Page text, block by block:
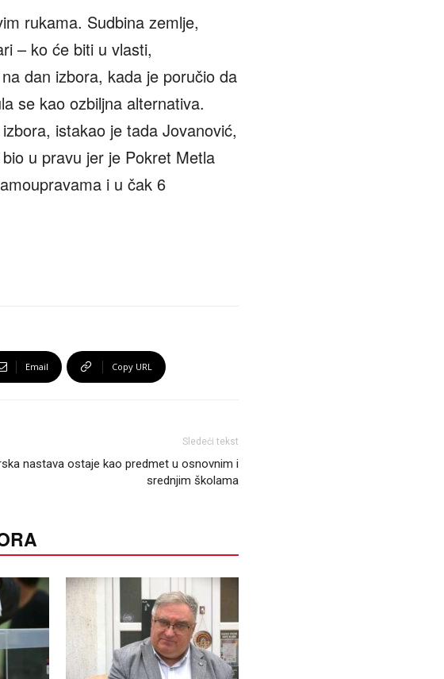
rukama. Sudbina zemlje,
– ko će biti u vlasti,
dan izbora, kada je poručio da
se kao ozbiljna alternativa.
istakao je tada Jovanović,
u pravu jer je Pokret Metla
i u čak 6
Email Copy URL
Sledeći tekst
nastava ostaje kao predmet u osnovnim i
srednjim školama